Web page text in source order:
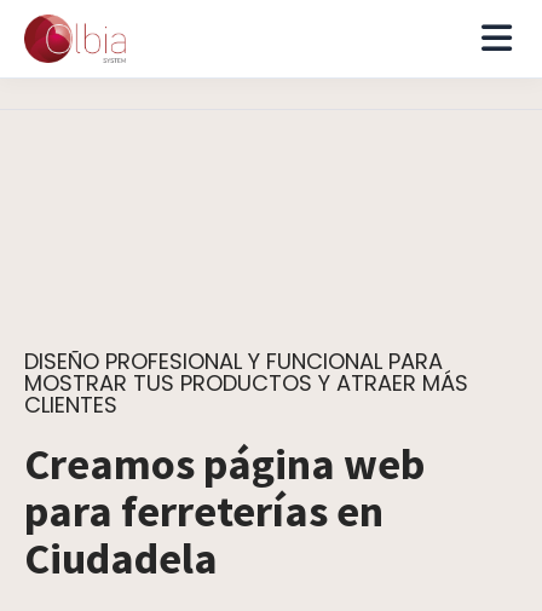
DISEÑO PROFESIONAL Y FUNCIONAL PARA
MOSTRAR TUS PRODUCTOS Y ATRAER MÁS
CLIENTES
Creamos página web
para ferreterías en
Ciudadela